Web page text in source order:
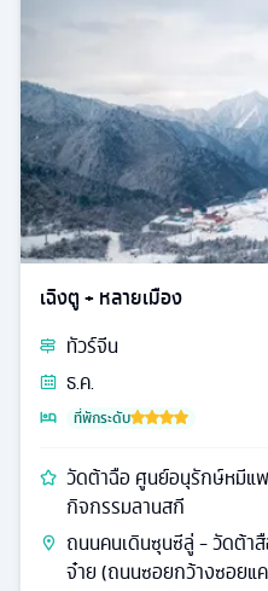
เฉิงตู + หลายเมือง
ทัวร์จีน
ธ.ค.
ที่พักระดับ
วัดต้าฉือ ศูนย์อนุรักษ์หมีแพ
กิจกรรมลานสกี
ถนนคนเดินซุนซีลู่ - วัดต้า
จ๋าย (ถนนซอยกว้างซอยแ